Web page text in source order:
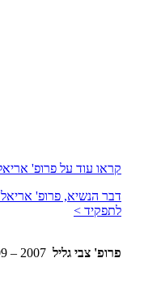
קראו עוד על פרופ'
דבר הנשיא, פרופ'
לתפקיד >
פרופ' צבי גליל